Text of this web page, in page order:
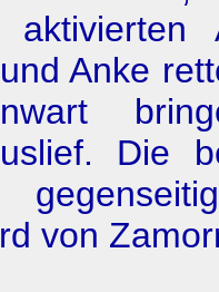
Anke
Die
von